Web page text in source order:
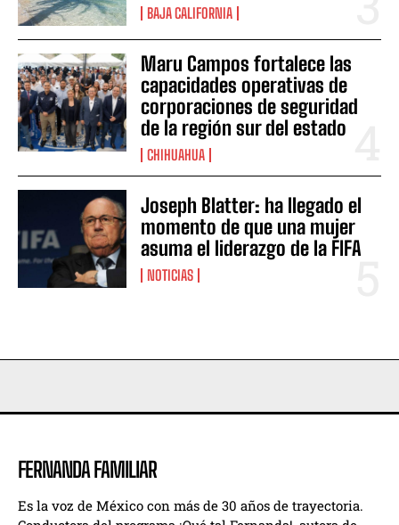
BAJA CALIFORNIA
Maru Campos fortalece las
capacidades operativas de
corporaciones de seguridad
de la región sur del estado
CHIHUAHUA
Joseph Blatter: ha llegado el
momento de que una mujer
asuma el liderazgo de la FIFA
NOTICIAS
FERNANDA FAMILIAR
Es la voz de México con más de 30 años de trayectoria.